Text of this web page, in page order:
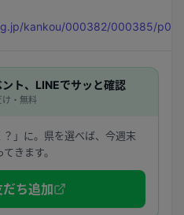
kankou/000382/000385/
ト、LINEでサッと確認
・無料
」に。県を選べば、今週末
きます。
ち追加